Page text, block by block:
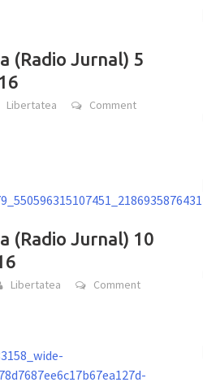
(Radio Jurnal) 5
Libertatea Comment
(Radio Jurnal) 10
Libertatea Comment